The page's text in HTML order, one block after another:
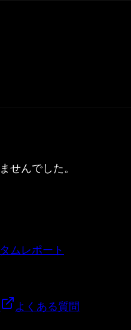
せんでした。
ムレポート
よくある質問